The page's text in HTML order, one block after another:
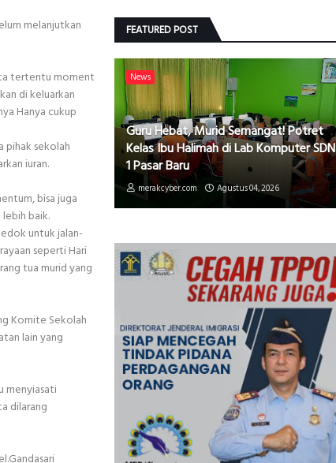
melanjutkan
tertentu moment
di keluarkan
Hanya cukup
pihak sekolah
iuran.
bisa juga
baik.
untuk jalan-
seperti Hari
tua murid yang
Komite Sekolah
lain yang
menyiasati
dilarang
FEATURED POST
News
Guru Hebat, Murid Semangat! Potret
Kelas Ibu Halimah di Lab Komputer SDN
1 Pasar Baru
merakcyber.com Agustus 04, 2026